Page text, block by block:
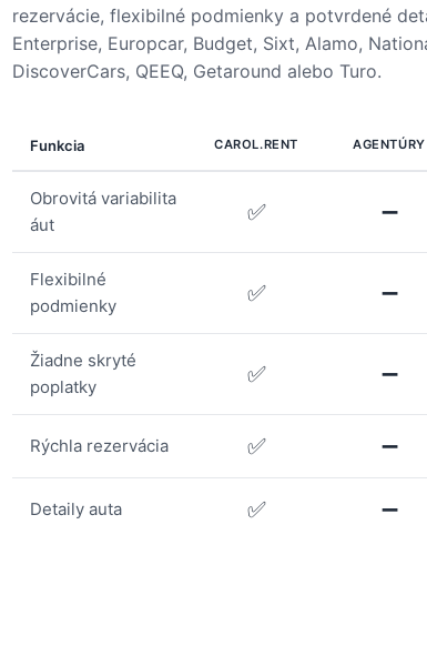
rezervácie, flexibilné podmienky a potvrdené
Enterprise, Europcar, Budget, Sixt, Alamo,
DiscoverCars, QEEQ, Getaround alebo Turo.
Funkcia CAROL.RENT AGENTÚRY
Obrovitá variabilita
áut
✅ ➖
Flexibilné
podmienky
✅ ➖
Žiadne skryté
poplatky
✅ ➖
Rýchla rezervácia ✅ ➖
Detaily auta ✅ ➖